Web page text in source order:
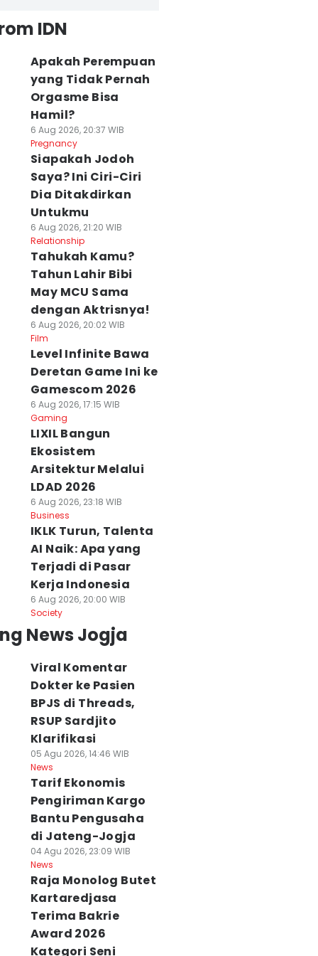
IDN
Apakah Perempuan
yang Tidak Pernah
Orgasme Bisa
Hamil?
6 Aug 2026, 20:37 WIB
Pregnancy
Siapakah Jodoh
Saya? Ini Ciri-Ciri
Dia Ditakdirkan
Untukmu
6 Aug 2026, 21:20 WIB
Relationship
Tahukah Kamu?
Tahun Lahir Bibi
May MCU Sama
dengan Aktrisnya!
6 Aug 2026, 20:02 WIB
Film
Level Infinite Bawa
Deretan Game Ini ke
Gamescom 2026
6 Aug 2026, 17:15 WIB
Gaming
LIXIL Bangun
Ekosistem
Arsitektur Melalui
LDAD 2026
6 Aug 2026, 23:18 WIB
Business
IKLK Turun, Talenta
AI Naik: Apa yang
Terjadi di Pasar
Kerja Indonesia
6 Aug 2026, 20:00 WIB
Society
News Jogja
Viral Komentar
Dokter ke Pasien
BPJS di Threads,
RSUP Sardjito
Klarifikasi
05 Agu 2026, 14:46 WIB
News
Tarif Ekonomis
Pengiriman Kargo
Bantu Pengusaha
di Jateng-Jogja
04 Agu 2026, 23:09 WIB
News
Raja Monolog Butet
Kartaredjasa
Terima Bakrie
Award 2026
Kategori Seni